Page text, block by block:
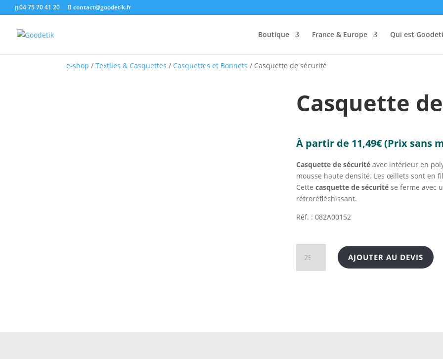
04 75 70 41 20 contact@goodetik.fr
Boutique France & Europe Qui est
e-shop /Textiles & Casquettes / Casquettes et Bonnets / Casquette de sécurité
Casquette
À partir de 11,49€(Prix sans
Casquette de sécuritéavec intérieur en
mousse haute densité. Les œillets sont en
Cette casquette de sécuritése ferme avec
rétroréfléchissant.
Réf. : 082A00152
Casquette
AJOUTER AU DEVIS